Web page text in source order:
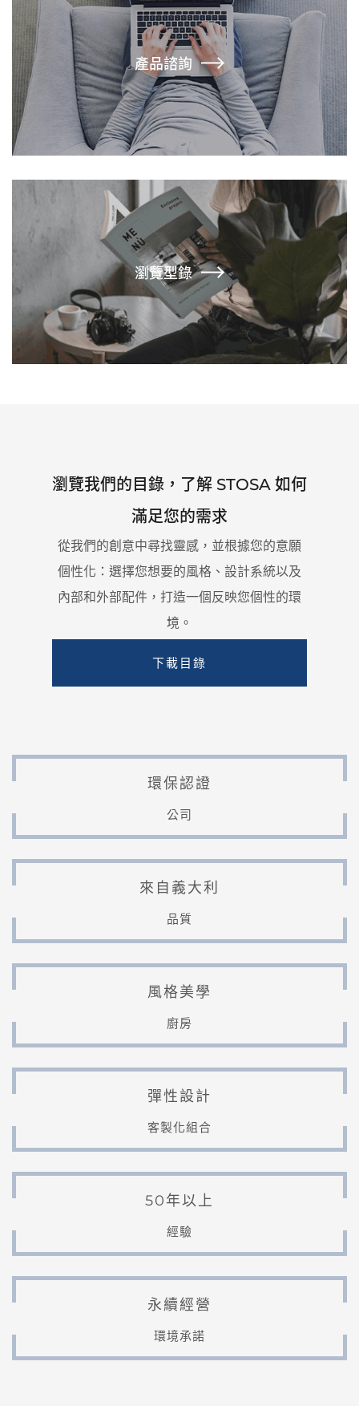
產品諮詢
瀏覽型錄
瀏覽我們的目錄，了解 STOSA 如何
滿足您的需求
從我們的創意中尋找靈感，並根據您的意願
個性化： 選擇您想要的風格、設計系統以及
內部和外部配件，打造一個反映您個性的環
境。
下載目錄
環保認證
公司
來自義大利
品質
風格美學
廚房
彈性設計
客製化組合
50年以上
經驗
永續經營
環境承諾